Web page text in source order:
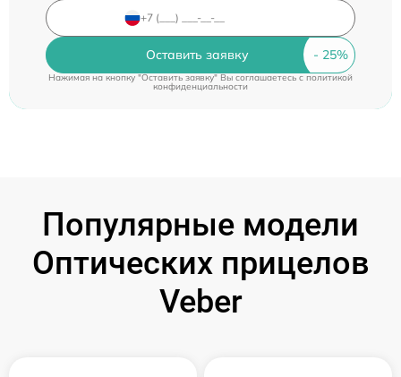
Оставить заявку
Нажимая на кнопку "Оставить заявку" Вы соглашаетесь cполитикой
конфиденциальности
Популярные модели
Оптических прицелов
Veber